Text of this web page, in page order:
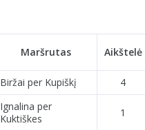
Maršrutas Aikštelė
Biržai per Kupiškį
4
Ignalina per
Kuktiškes
1